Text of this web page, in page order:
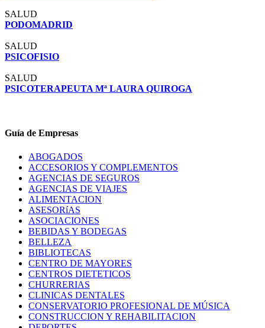
SALUD
PODOMADRID
SALUD
PSICOFISIO
SALUD
PSICOTERAPEUTA Mª LAURA QUIROGA
Guía de Empresas
ABOGADOS
ACCESORIOS Y COMPLEMENTOS
AGENCIAS DE SEGUROS
AGENCIAS DE VIAJES
ALIMENTACION
ASESORíAS
ASOCIACIONES
BEBIDAS Y BODEGAS
BELLEZA
BIBLIOTECAS
CENTRO DE MAYORES
CENTROS DIETETICOS
CHURRERIAS
CLINICAS DENTALES
CONSERVATORIO PROFESIONAL DE MÚSICA
CONSTRUCCION Y REHABILITACION